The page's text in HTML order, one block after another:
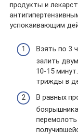
продукты и
успокаивающим
Взять по 3
залить
10-15
трижды в
В равных